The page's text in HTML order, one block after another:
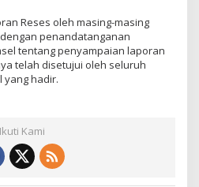
Reses oleh masing-masing
penandatanganan
tentang penyampaian laporan
telah disetujui oleh seluruh
yang hadir.
Ikuti Kami